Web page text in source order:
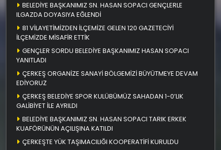
BELEDİYE BAŞKANIMIZ SN. HASAN SOPACI GENÇLERLE
ILGAZDA DOYASIYA EĞLENDİ
81 VİLAYETİMİZDEN İLÇEMİZE GELEN 120 GAZETECİYİ
İLÇEMİZDE MİSAFİR ETTİK
GENÇLER SORDU BELEDİYE BAŞKANIMIZ HASAN SOPACI
YANITLADI
ÇERKEŞ ORGANİZE SANAYİ BÖLGEMİZİ BÜYÜTMEYE DEVAM
EDİYORUZ
ÇERKEŞ BELEDİYE SPOR KULÜBÜMÜZ SAHADAN 1-0’LIK
GALİBİYET İLE AYRILDI
BELEDİYE BAŞKANIMIZ SN. HASAN SOPACI TARIK ERKEK
KUAFÖRÜNÜN AÇILIŞINA KATILDI
ÇERKEŞTE YÜK TAŞIMACILIĞI KOOPERATİFİ KURULDU